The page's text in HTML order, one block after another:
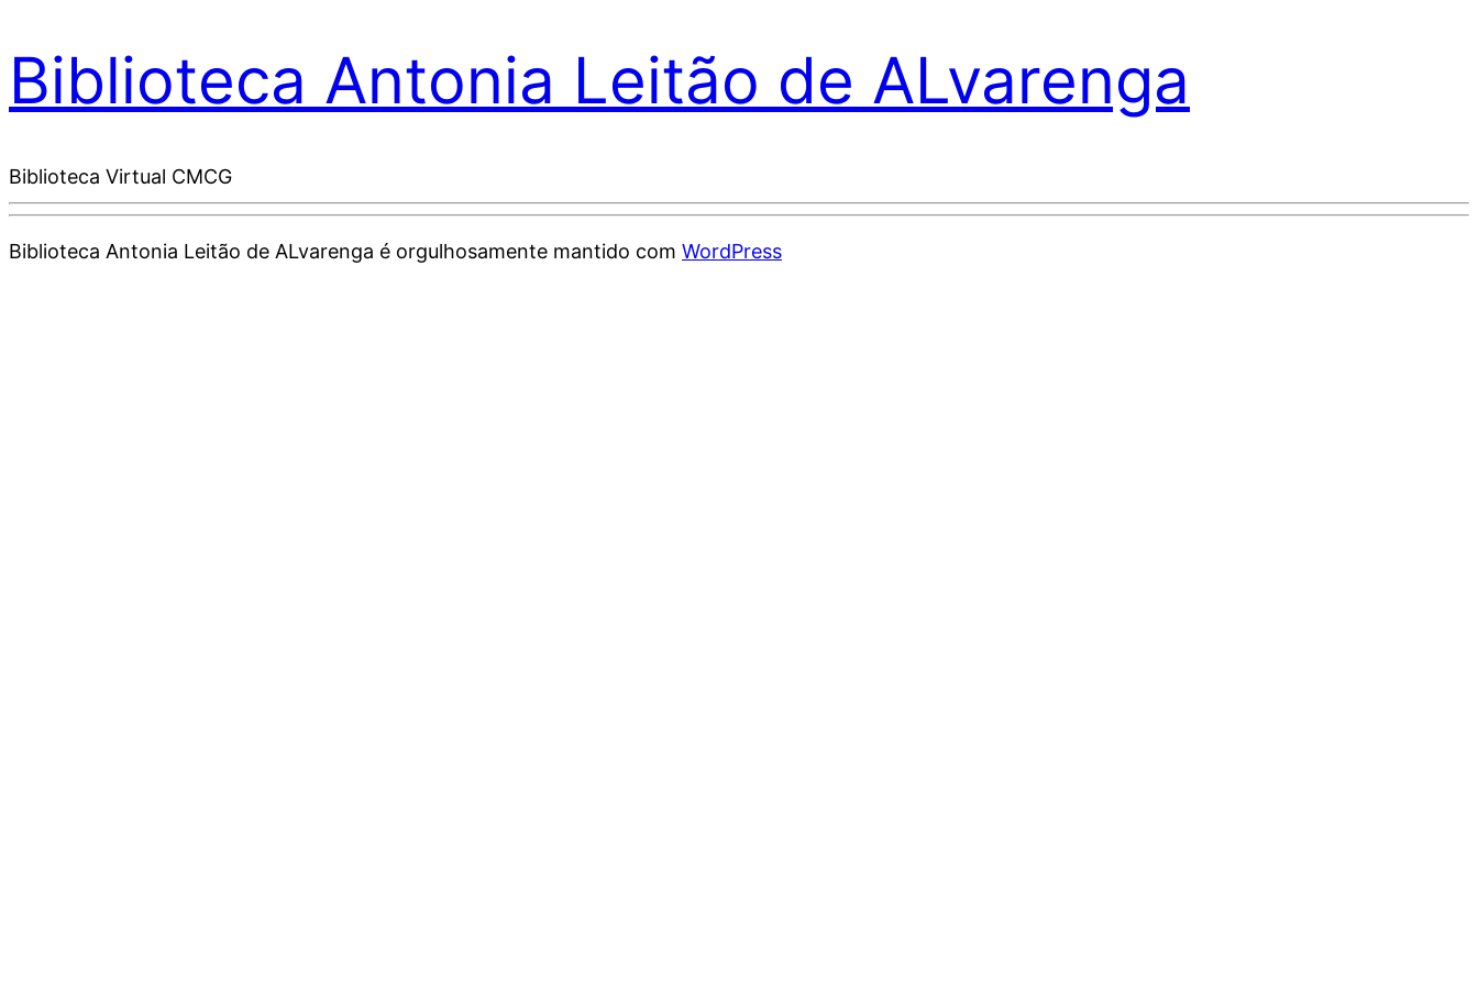
Biblioteca Antonia Leitão de ALvarenga
Biblioteca Virtual CMCG
Biblioteca Antonia Leitão de ALvarenga é orgulhosamente mantido com WordPress